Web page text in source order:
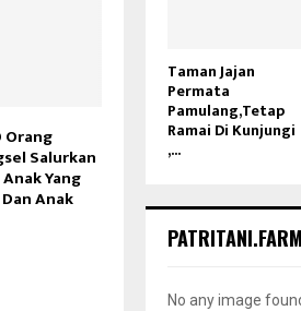
Orang
Salurkan
Yang
Anak
Taman Jajan
Permata
Pamulang,Tetap
Ramai Di Kunjungi
,...
PATRITANI.FARM
No any image